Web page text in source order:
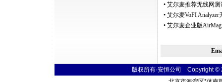
• 艾尔麦推荐无线网
• 艾尔麦VoFI
• 艾尔麦企业版
版权所有·安恒公司 Copyright